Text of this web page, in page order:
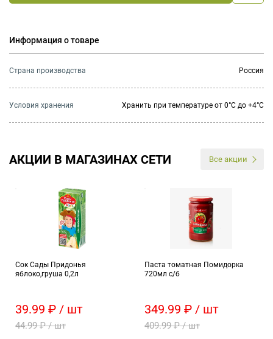
Информация о товаре
Страна производства Россия
Условия хранения Хранить при температуре от 0°С до +4°С
АКЦИИ В МАГАЗИНАХ СЕТИ Все акции
Сок Сады Придонья
яблоко,груша 0,2л
39.99 ₽ / шт
44.99 ₽ / шт
Паста томатная Помидорка
720мл с/б
349.99 ₽ / шт
409.99 ₽ / шт